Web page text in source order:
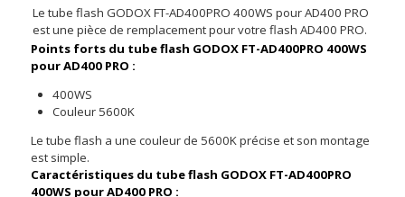
Le tube flash GODOX FT-AD400PRO 400WS pour AD400 PRO
est une pièce de remplacement pour votre flash AD400 PRO.
Points forts du tube flash GODOX FT-AD400PRO 400WS
pour AD400 PRO :
400WS
Couleur 5600K
Le tube flash a une couleur de 5600K précise et son montage
est simple.
Caractéristiques du tube flash GODOX FT-AD400PRO
400WS pour AD400 PRO :